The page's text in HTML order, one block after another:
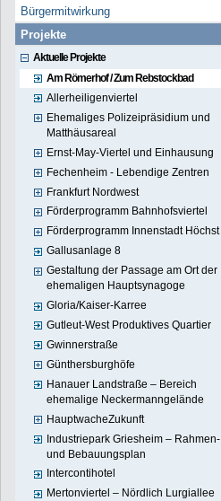
Bürgermitwirkung
Projekte
Aktuelle Projekte
Am Römerhof / Zum Rebstockbad
Allerheiligenviertel
Ehemaliges Polizeipräsidium und
Matthäusareal
Ernst-May-Viertel und Einhausung
Fechenheim - Lebendige Zentren
Frankfurt Nordwest
Förderprogramm Bahnhofsviertel
Förderprogramm Innenstadt Höchst
Gallusanlage 8
Gestaltung der Passage am Ort der
ehemaligen Hauptsynagoge
Gloria/Kaiser-Karree
Gutleut-West Produktives Quartier
Gwinnerstraße
Günthersburghöfe
Hanauer Landstraße – Bereich
ehemalige Neckermanngelände
HauptwacheZukunft
Industriepark Griesheim – Rahmen-
und Bebauungsplan
Intercontihotel
Mertonviertel – Nördlich Lurgiallee